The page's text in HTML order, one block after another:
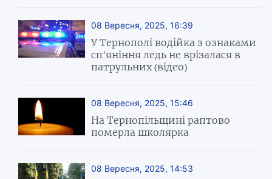
08 Вересня, 2025, 16:39
У Тернополі водійка з ознаками
сп’яніння ледь не врізалася в
патрульних (відео)
08 Вересня, 2025, 15:46
На Тернопільщині раптово
померла школярка
08 Вересня, 2025, 14:53